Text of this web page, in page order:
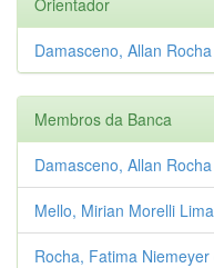
Damasceno, Allan Rocha
Membros da Banca
Damasceno, Allan Rocha
Mello, Mirian Morelli
Rocha, Fatima Niemeyer